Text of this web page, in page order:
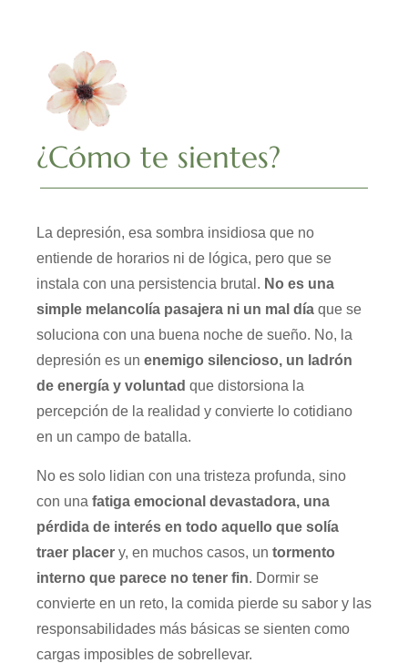
¿Cómo te sientes?
La depresión, esa sombra insidiosa que no
entiende de horarios ni de lógica, pero que se
instala con una persistencia brutal. No es una
simple melancolía pasajera ni un mal día que se
soluciona con una buena noche de sueño. No, la
depresión es un enemigo silencioso, un ladrón
de energía y voluntad que distorsiona la
percepción de la realidad y convierte lo cotidiano
en un campo de batalla.
No es solo lidian con una tristeza profunda, sino
con una fatiga emocional devastadora, una
pérdida de interés en todo aquello que solía
traer placer y, en muchos casos, un tormento
interno que parece no tener fin. Dormir se
convierte en un reto, la comida pierde su sabor y las
responsabilidades más básicas se sienten como
cargas imposibles de sobrellevar.